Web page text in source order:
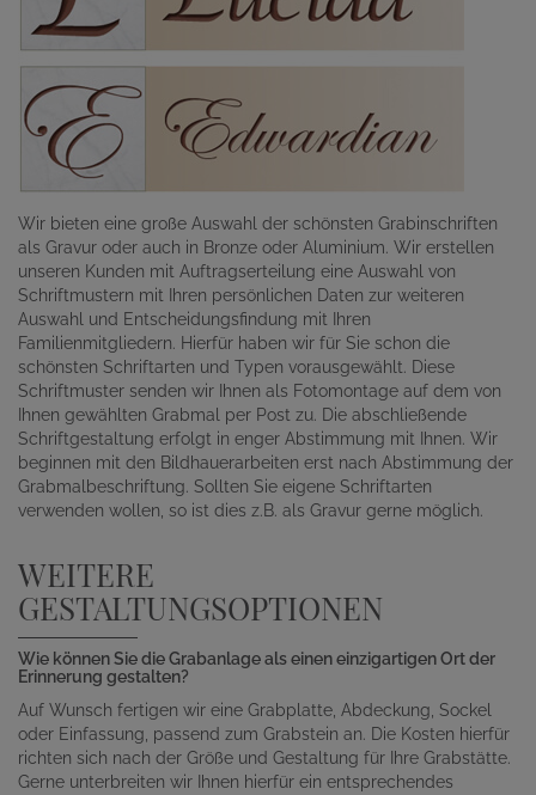
Wir bieten eine große Auswahl der schönsten Grabinschriften
als Gravur oder auch in Bronze oder Aluminium. Wir erstellen
unseren Kunden mit Auftragserteilung eine Auswahl von
Schriftmustern mit Ihren persönlichen Daten zur weiteren
Auswahl und Entscheidungsfindung mit Ihren
Familienmitgliedern. Hierfür haben wir für Sie schon die
schönsten Schriftarten und Typen vorausgewählt. Diese
Schriftmuster senden wir Ihnen als Fotomontage auf dem von
Ihnen gewählten Grabmal per Post zu. Die abschließende
Schriftgestaltung erfolgt in enger Abstimmung mit Ihnen. Wir
beginnen mit den Bildhauerarbeiten erst nach Abstimmung der
Grabmalbeschriftung. Sollten Sie eigene Schriftarten
verwenden wollen, so ist dies z.B. als Gravur gerne möglich.
WEITERE
GESTALTUNGSOPTIONEN
Wie können Sie die Grabanlage als einen einzigartigen Ort der
Erinnerung gestalten?
Auf Wunsch fertigen wir eine Grabplatte, Abdeckung, Sockel
oder Einfassung, passend zum Grabstein an. Die Kosten hierfür
richten sich nach der Größe und Gestaltung für Ihre Grabstätte.
Gerne unterbreiten wir Ihnen hierfür ein entsprechendes